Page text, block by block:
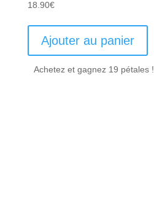
18.90€
Ajouter au panier
Achetez et gagnez 19 pétales !